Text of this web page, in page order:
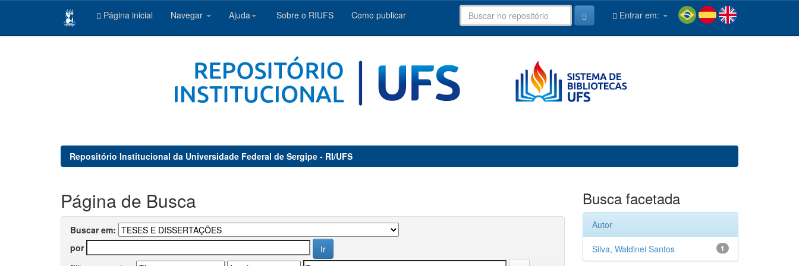
Página inicial Navegar Ajuda Sobre o RIUFS Como publicar Entrar em:
Repositório Institucional da Universidade Federal de Sergipe - RI/UFS
Página de Busca
Buscar em:
por
Busca facetada
Autor
1
Silva, Waldinei Santos